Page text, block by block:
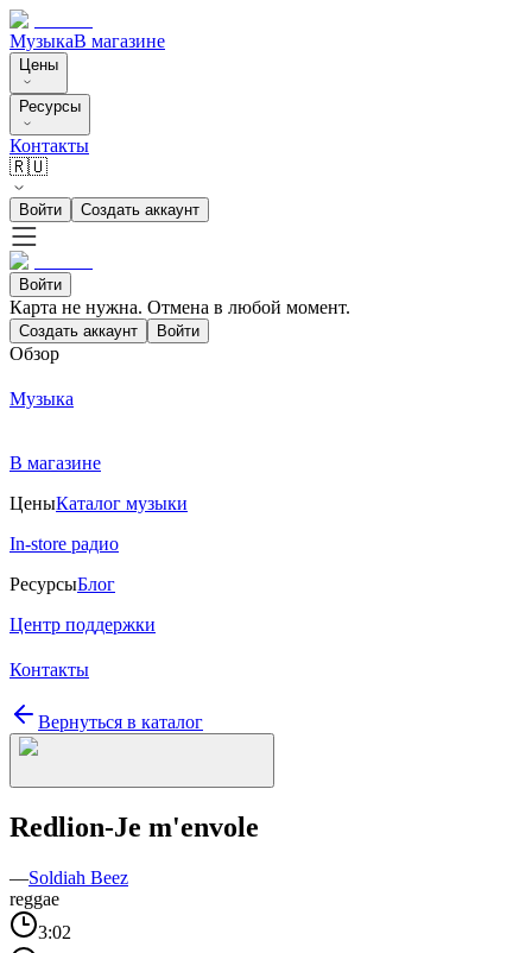
МузыкаВ магазине
Цены
Ресурсы
Контакты
🇷🇺
Войти Создать аккаунт
Войти
Карта не нужна. Отмена в любой момент.
Создать аккаунт Войти
Обзор
Музыка
В магазине
ЦеныКаталог музыки
In-store радио
РесурсыБлог
Центр поддержки
Контакты
Вернуться в каталог
Redlion-Je m'envole
—Soldiah Beez
reggae
3:02